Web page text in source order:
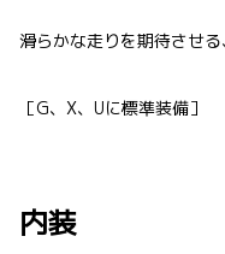
滑らかな走りを期待させる
［G、X、Uに標準装備］
内装